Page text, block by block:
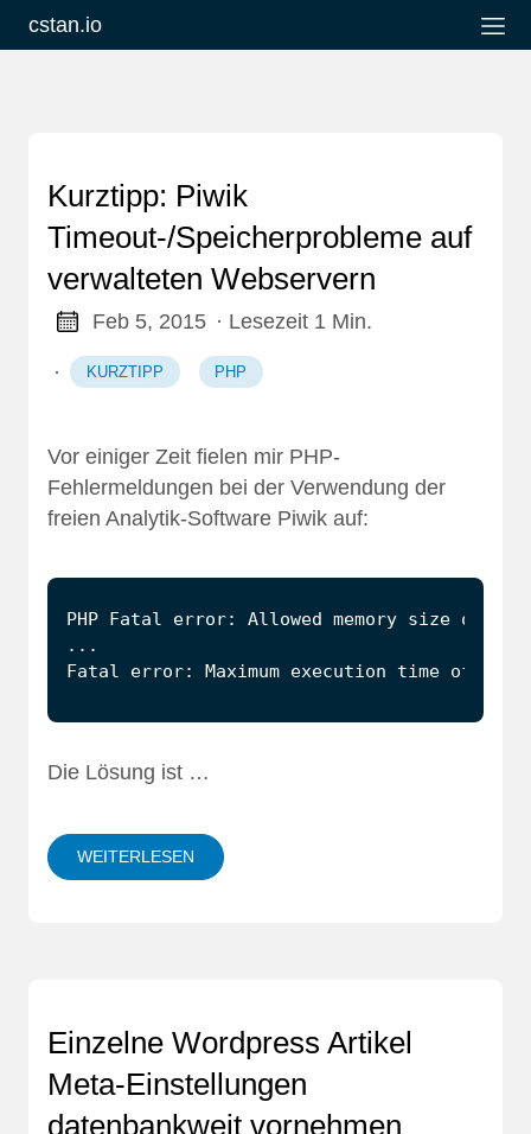
cstan.io
Kurztipp: Piwik
Timeout-/Speicherprobleme auf
verwalteten Webservern
Feb 5, 2015 · Lesezeit 1 Min.
· KURZTIPP PHP
Vor einiger Zeit fielen mir PHP-
Fehlermeldungen bei der Verwendung der
freien Analytik-Software Piwik auf:
Die Lösung ist …
WEITERLESEN
Einzelne Wordpress Artikel
Meta-Einstellungen
datenbankweit vornehmen